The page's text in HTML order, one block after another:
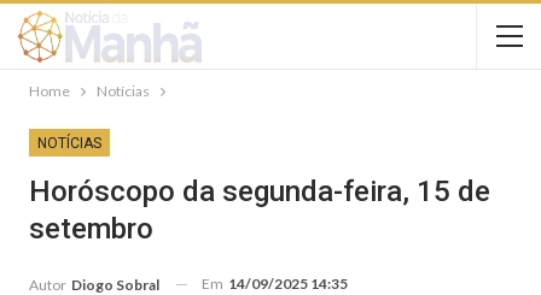
Home Notícias
NOTÍCIAS
Horóscopo da segunda-feira, 15 de
setembro
Autor Diogo Sobral Em 14/09/2025 14:35